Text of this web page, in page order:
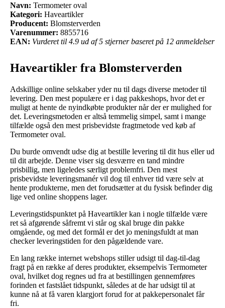
Navn: Termometer oval
Kategori: Haveartikler
Producent: Blomsterverden
Varenummer: 8855716
EAN: Vurderet til 4.9 ud af 5 stjerner baseret på 12 anmeldelser
Haveartikler fra Blomsterverden
Adskillige online selskaber yder nu til dags diverse metoder til
levering. Den mest populære er i dag pakkeshops, hvor det er
muligt at hente de nyindkøbte produkter når der er mulighed for
det. Leveringsmetoden er altså temmelig simpel, samt i mange
tilfælde også den mest prisbevidste fragtmetode ved køb af
Termometer oval.
Du burde omvendt udse dig at bestille levering til dit hus eller ud
til dit arbejde. Denne viser sig desværre en tand mindre
prisbillig, men ligeledes særligt problemfri. Den mest
prisbevidste leveringsmanér vil dog til enhver tid være selv at
hente produkterne, men det forudsætter at du fysisk befinder dig
lige ved online shoppens lager.
Leveringstidspunktet på Haveartikler kan i nogle tilfælde være
ret så afgørende såfremt vi står og skal bruge din pakke
omgående, og med det formål er det jo meningsfuldt at man
checker leveringstiden for den pågældende vare.
En lang række internet webshops stiller udsigt til dag-til-dag
fragt på en række af deres produkter, eksempelvis Termometer
oval, hvilket dog regnes ud fra at bestillingen gennemføres
forinden et fastslået tidspunkt, således at de har udsigt til at
kunne nå at få varen klargjort forud for at pakkepersonalet får
fri.